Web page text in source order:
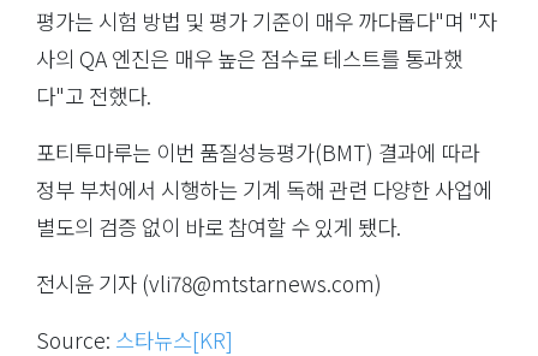
평가는 시험 방법 및 평가 기준이 매우 까다롭다"며 "자
사의 QA 엔진은 매우 높은 점수로 테스트를 통과했
다"고 전했다.
포티투마루는 이번 품질성능평가(BMT) 결과에 따라
정부 부처에서 시행하는 기계 독해 관련 다양한 사업에
별도의 검증 없이 바로 참여할 수 있게 됐다.
전시윤 기자 (vli78@mtstarnews.com)
Source: 스타뉴스[KR]